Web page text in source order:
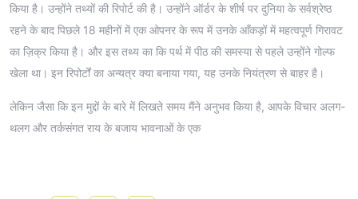
किया है। उन्होंने तथ्यों की रिपोर्ट की है। उन्होंने ऑर्डर के शीर्ष पर दुनिया के सर्वश्रेष्ठ
रहने के बाद पिछले 18 महीनों में एक ओपनर के रूप में उनके आँकड़ों में महत्वपूर्ण गिरावट
का ज़िक्र किया है। और इस तथ्य का कि पर्थ में पीठ की समस्या से पहले उन्होंने गोल्फ
खेला था। इन रिपोर्टों का अन्यत्र क्या बनाया गया, यह उनके नियंत्रण से बाहर है।
लेकिन जैसा कि इन मुद्दों के बारे में लिखते समय मैंने अनुभव किया है, आपके विचार अलग-
थलग और तर्कसंगत राय के बजाय भावनाओं के एक